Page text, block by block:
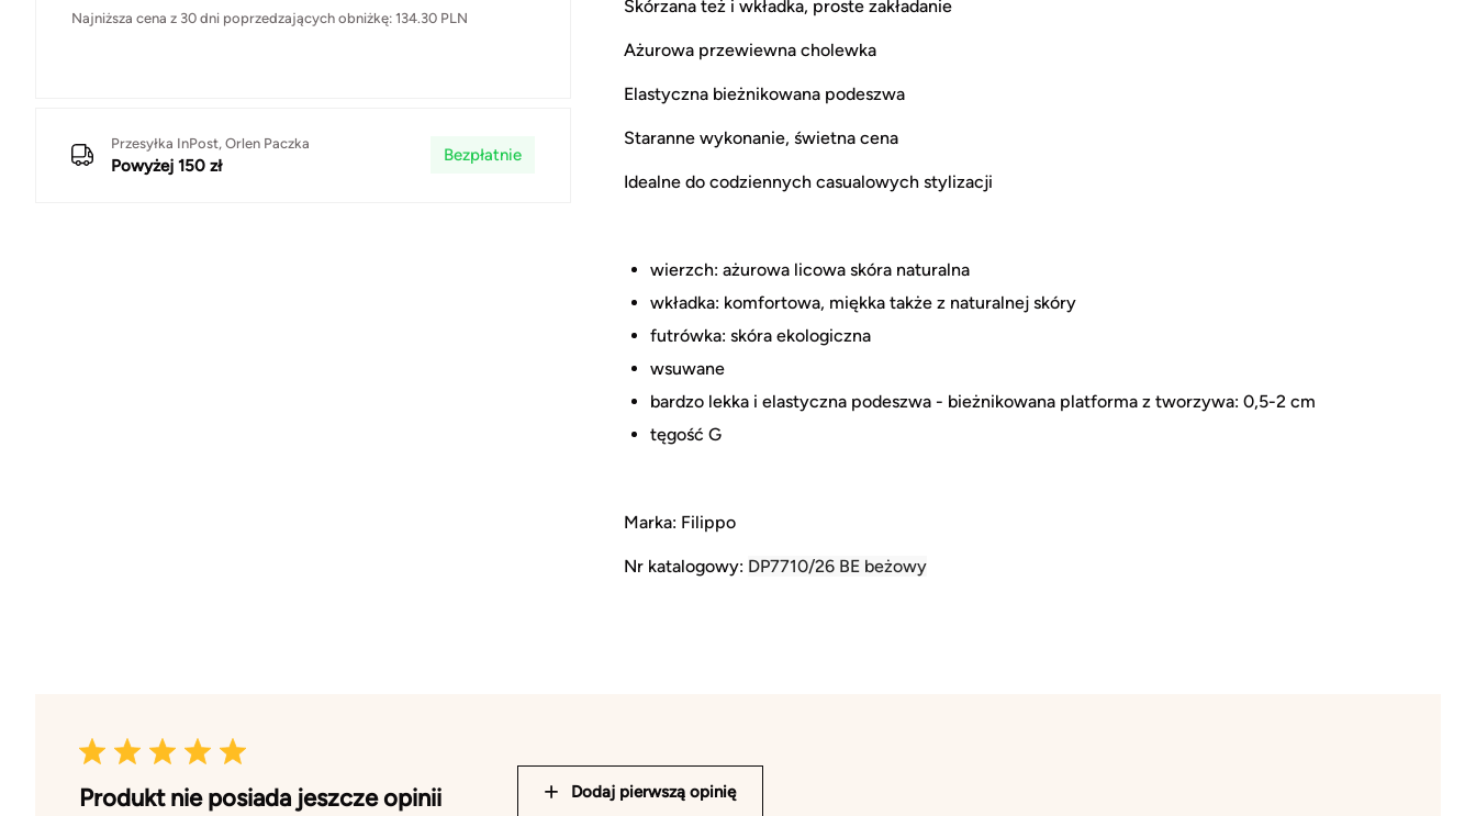
Najniższa cena z 30 dni poprzedzających obniżkę: 134.30 PLN
Przesyłka InPost, Orlen Paczka
Powyżej 150 zł
Bezpłatnie
Skórzana też i wkładka, proste zakładanie
Ażurowa przewiewna cholewka
Elastyczna bieżnikowana podeszwa
Staranne wykonanie, świetna cena
Idealne do codziennych casualowych stylizacji
wierzch: ażurowa licowa skóra naturalna
wkładka: komfortowa, miękka także z naturalnej skóry
futrówka: skóra ekologiczna
wsuwane
bardzo lekka i elastyczna podeszwa - bieżnikowana platforma z tworzywa: 0,5-2 cm
tęgość G
Marka: Filippo
Nr katalogowy: DP7710/26 BE beżowy
Produkt nie posiada jeszcze opinii Dodaj pierwszą opinię